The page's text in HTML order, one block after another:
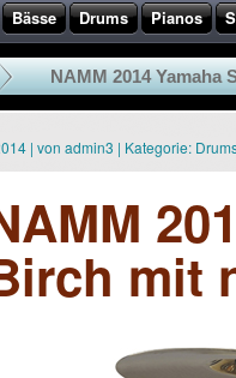
Bässe Drums Pianos
NAMM 2014 Yamaha
| von admin3 | Kategorie:
mit